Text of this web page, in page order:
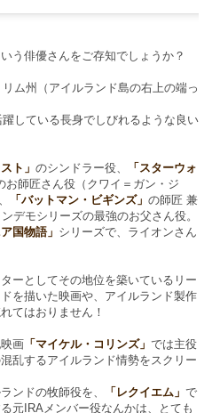
いう俳優さんをご存知でしょうか？
ム州（アイルランド島の右上の端っ
している長身でしびれるような良い
ト」 のシンドラー役、
「スターウォ
お師匠さん役（クワイ＝ガン・ジ
「バットマン・ビギンズ」 の師匠 兼
デモシリーズの最強のお父さん役。
国物語」 シリーズで、ライオンさん
ーとしてその地位を築いているリー
を描いた映画や、アイルランド製作
てはおりません！
画 「マイケル・コリンズ」 では主役
乱するアイルランド情勢をスクリー
ンドの牧師役を、 「レクイエム」 で
元IRAメンバー役なんかは、とても